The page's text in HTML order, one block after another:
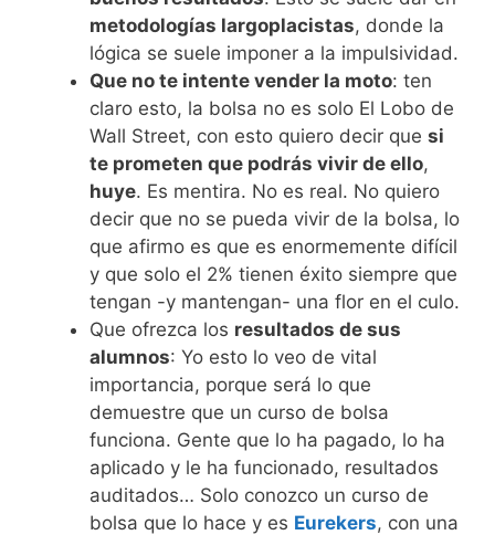
metodologías largoplacistas, donde la
lógica se suele imponer a la impulsividad.
Que no te intente vender la moto: ten
claro esto, la bolsa no es solo El Lobo de
Wall Street, con esto quiero decir que si
te prometen que podrás vivir de ello,
huye. Es mentira. No es real. No quiero
decir que no se pueda vivir de la bolsa, lo
que afirmo es que es enormemente difícil
y que solo el 2% tienen éxito siempre que
tengan -y mantengan- una flor en el culo.
Que ofrezca los resultados de sus
alumnos: Yo esto lo veo de vital
importancia, porque será lo que
demuestre que un curso de bolsa
funciona. Gente que lo ha pagado, lo ha
aplicado y le ha funcionado, resultados
auditados… Solo conozco un curso de
bolsa que lo hace y es Eurekers, con una